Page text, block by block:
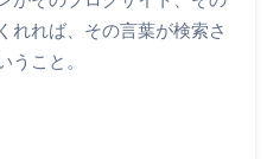
れれば、その言葉が検索さ
こと。